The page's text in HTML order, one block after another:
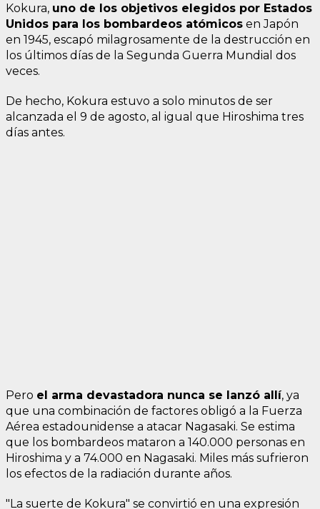
Kokura, uno de los objetivos elegidos por Estados
Unidos para los bombardeos atómicos en Japón
en 1945, escapó milagrosamente de la destrucción en
los últimos días de la Segunda Guerra Mundial dos
veces.
De hecho, Kokura estuvo a solo minutos de ser
alcanzada el 9 de agosto, al igual que Hiroshima tres
días antes.
Pero el arma devastadora nunca se lanzó allí, ya
que una combinación de factores obligó a la Fuerza
Aérea estadounidense a atacar Nagasaki. Se estima
que los bombardeos mataron a 140.000 personas en
Hiroshima y a 74.000 en Nagasaki. Miles más sufrieron
los efectos de la radiación durante años.
"La suerte de Kokura" se convirtió en una expresión